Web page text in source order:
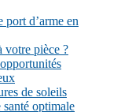
d’arme en
votre pièce ?
de soleils
optimale